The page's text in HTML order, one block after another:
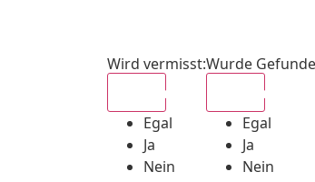
Wird vermisst:
Egal
Ja
Nein
Wurde
Egal
Ja
Nein